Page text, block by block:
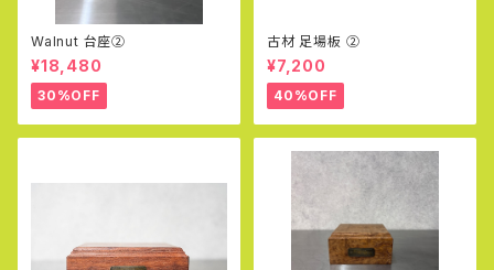
Walnut 台座②
¥18,480
30%OFF
古材 足場板 ②
¥7,200
40%OFF